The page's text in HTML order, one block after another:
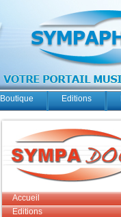
Boutique Editions
Accueil
Editions